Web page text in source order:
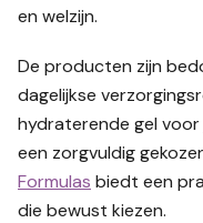
en welzijn.
De producten zijn
dagelijkse
hydraterende gel
een zorgvuldig
Formulas biedt een
die bewust kiezen.